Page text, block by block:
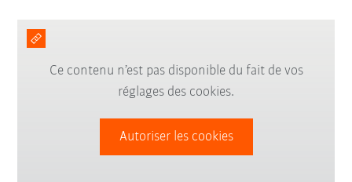
Ce contenu n’est pas disponible du fait de vos
réglages des cookies.
Autoriser les cookies